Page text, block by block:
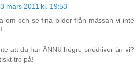
mars 2011 kl. 19:53
om och se fina bilder från mässan vi inte
att du har ÄNNU högre snödrivor än vi?
tro på!